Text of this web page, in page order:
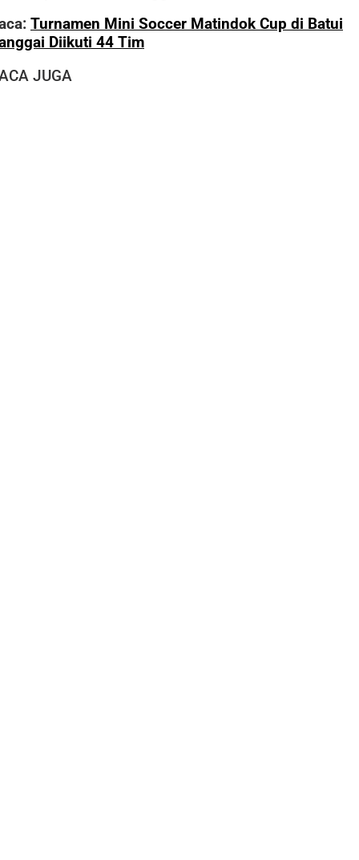
Turnamen Mini Soccer Matindok Cup di Batui
Diikuti 44 Tim
JUGA